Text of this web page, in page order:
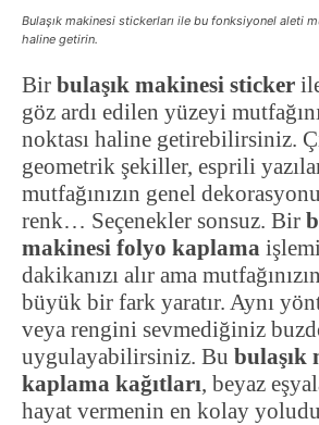
Bulaşık makinesi stickerları ile bu fonksiyonel aleti
haline getirin.
Bir bulaşık makinesi sticker
göz ardı edilen yüzeyi
noktası haline getirebilirsiniz.
geometrik şekiller, esprili
mutfağınızın genel
renk… Seçenekler sonsuz. Bir
makinesi folyo kaplama
dakikanızı alır ama
büyük bir fark yaratır. Aynı
veya rengini sevmediğiniz
uygulayabilirsiniz. Bu bulaşık
kaplama kağıtları, beyaz
hayat vermenin en kolay